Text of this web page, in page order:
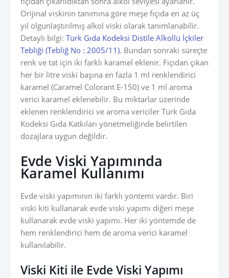
Orijinal viskinin tanımına göre meşe fıçıda en az üç
yıl olgunlaştırılmış alkol viski olarak tanımlanabilir.
Detaylı bilgi: Türk Gıda Kodeksi Distile Alkollü İçkiler
Tebliği (Tebliğ No : 2005/11). Bundan sonraki süreçte
renk ve tat için iki farklı karamel eklenir. Fıçıdan çıkan
her bir litre viski başına en fazla 1 ml renklendirici
karamel (Caramel Colorant E-150) ve 1 ml aroma
verici karamel eklenebilir. Bu miktarlar üzerinde
eklenen renklendirici ve aroma vericiler Türk Gıda
Kodeksi Gıda Katkıları yönetmeliğinde belirtilen
dozajlara uygun değildir.
Evde Viski Yapımında
Karamel Kullanımı
Evde viski yapımının iki farklı yöntemi vardır. Biri
viski kiti kullanarak evde viski yapımı diğeri meşe
kullanarak evde viski yapımı. Her iki yöntemde de
hem renklendirici hem de aroma verici karamel
kullanılabilir.
Viski Kiti ile Evde Viski Yapımı